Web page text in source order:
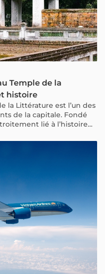
Temple de la
histoire
la Littérature est l’un des
de la capitale. Fondé
lié à l’histoire
et des concours
l’identité de Hanoï.